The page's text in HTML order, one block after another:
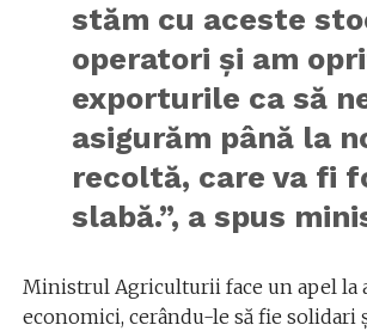
stăm cu aceste
operatori şi am
exporturile ca să
asigurăm până la
recoltă, care va fi
slabă.”, a spus
Ministrul Agriculturii face un apel la
economici, cerându-le să fie solidari